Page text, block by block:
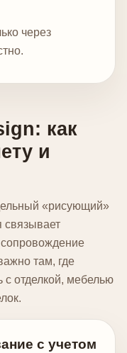
через
как
и
«рисующий»
связывает
там, где
с отделкой, мебелью
с учетом